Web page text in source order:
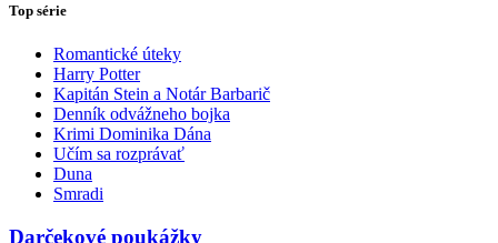
Top série
Romantické úteky
Harry Potter
Kapitán Stein a Notár Barbarič
Denník odvážneho bojka
Krimi Dominika Dána
Učím sa rozprávať
Duna
Smradi
Darčekové poukážky